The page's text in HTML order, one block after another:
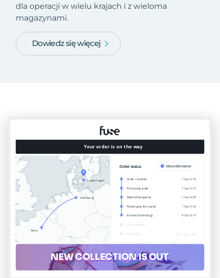
dla operacji w wielu krajach i z wieloma
magazynami.
Dowiedz się więcej